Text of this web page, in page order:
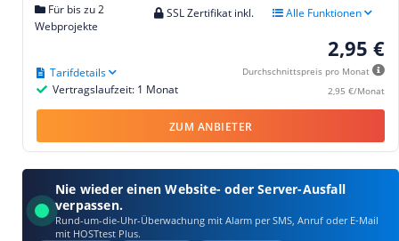
Für bis zu 2
Webprojekte
SSL Zertifikat inkl. Alle Funktionen
2,95 €
Durchschnittspreis pro Monat
2,95 €/Monat
Vertragslaufzeit: 1 Monat
Tarifdetails
ZUM ANBIETER
Nie wieder einen Website- oder Server-Ausfall
verpassen.
Rund-um-die-Uhr-Überwachung mit Alarm per SMS, Anruf oder E‑Mail
mit HOSTtest Plus.